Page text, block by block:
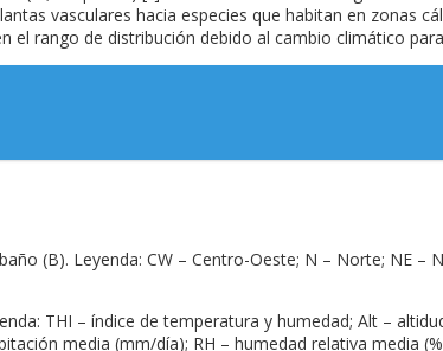
vasculares hacia especies que habitan en zonas
rango de distribución debido al cambio climático
(B). Leyenda: CW – Centro-Oeste; N – Norte; NE –
THI – índice de temperatura y humedad; Alt –
media (mm/día); RH – humedad relativa media